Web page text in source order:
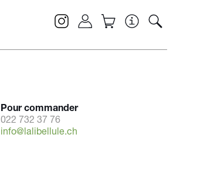
Pour commander
022 732 37 76
info@lalibellule.ch